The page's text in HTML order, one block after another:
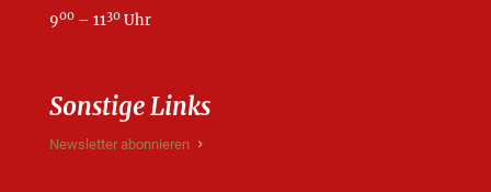
900 – 1130 Uhr
Sonstige Links
Newsletter abonnieren